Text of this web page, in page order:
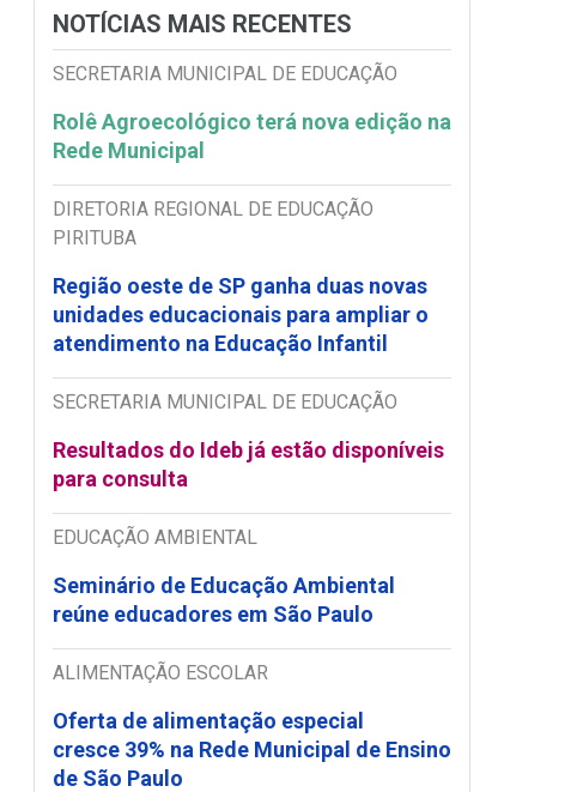
NOTÍCIAS MAIS RECENTES
SECRETARIA MUNICIPAL DE EDUCAÇÃO
Rolê Agroecológico terá nova edição na
Rede Municipal
DIRETORIA REGIONAL DE EDUCAÇÃO
PIRITUBA
Região oeste de SP ganha duas novas
unidades educacionais para ampliar o
atendimento na Educação Infantil
SECRETARIA MUNICIPAL DE EDUCAÇÃO
Resultados do Ideb já estão disponíveis
para consulta
EDUCAÇÃO AMBIENTAL
Seminário de Educação Ambiental
reúne educadores em São Paulo
ALIMENTAÇÃO ESCOLAR
Oferta de alimentação especial
cresce 39% na Rede Municipal de Ensino
de São Paulo